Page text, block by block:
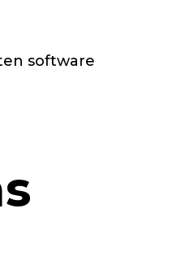
software